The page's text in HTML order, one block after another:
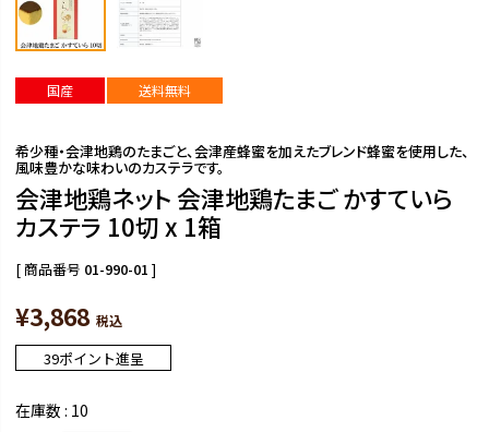
国産 送料無料
希少種・会津地鶏のたまごと、会津産蜂蜜を加えたブレンド蜂蜜を使用した、
風味豊かな味わいのカステラです。
会津地鶏ネット 会津地鶏たまご かすていら
カステラ 10切 x 1箱
商品番号 01-990-01
¥3,868 税込
39ポイント進呈
在庫数 10